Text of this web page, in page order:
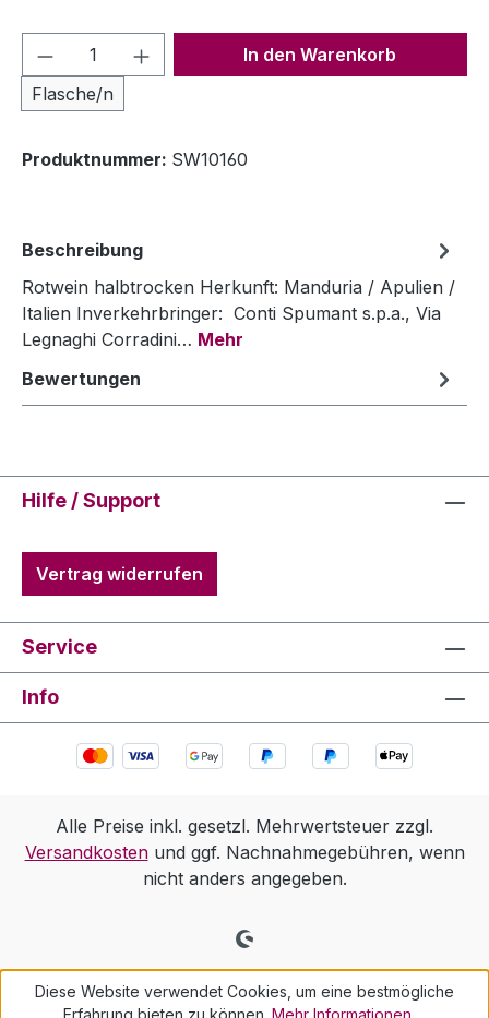
Produkt Anzahl: Gib den
Flasche/n
In den Warenkorb
Produktnummer: SW10160
Beschreibung
Rotwein halbtrocken Herkunft: Manduria / Apulien /
Italien Inverkehrbringer: Conti Spumant s.p.a., Via
Legnaghi Corradini… Mehr
Bewertungen
Hilfe / Support
Vertrag widerrufen
Service
Info
Alle Preise inkl. gesetzl. Mehrwertsteuer zzgl.
Versandkostenund ggf. Nachnahmegebühren, wenn
nicht anders angegeben.
Diese Website verwendet Cookies, um eine bestmögliche
Erfahrung bieten zu können. Mehr Informationen ...